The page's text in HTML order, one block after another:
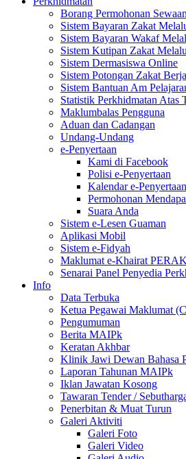
Borang Permohonan
Sistem Bayaran Zakat
Sistem Bayaran Wakaf
Sistem Kutipan Zakat
Sistem Dermasiswa Online
Sistem Potongan Zakat
Sistem Bantuan Am
Statistik Perkhidmatan Atas
Maklumbalas Pengguna
Aduan dan Cadangan
Undang-Undang
e-Penyertaan
Kami di Facebook
Polisi e-Penyertaan
Kalendar e-Penyertaan
Permohonan
Suara Anda
Sistem e-Lesen Guaman
Aplikasi Mobil
Sistem e-Fidyah
Maklumat e-Khairat
Senarai Panel Penyedia
Info
Data Terbuka
Ketua Pegawai Maklumat
Pengumuman
Berita MAIPk
Keratan Akhbar
Klinik Jawi Dewan Bahasa
Laporan Tahunan MAIPk
Iklan Jawatan Kosong
Tawaran Tender /
Penerbitan & Muat Turun
Galeri Aktiviti
Galeri Foto
Galeri Video